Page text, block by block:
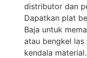
distributor dan
Dapatkan plat
Baja untuk
atau bengkel las
kendala material.